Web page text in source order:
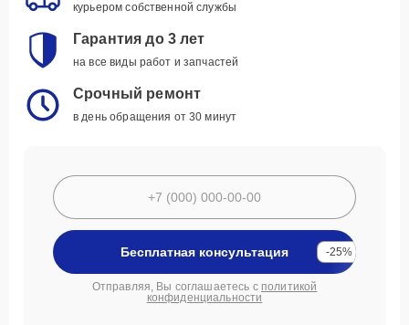
курьером собственной службы
Гарантия до 3 лет
на все виды работ и запчастей
Срочный ремонт
в день обращения от 30 минут
Бесплатная консультация -25%
Отправляя, Вы соглашаетесь с политикой
конфиденциальности